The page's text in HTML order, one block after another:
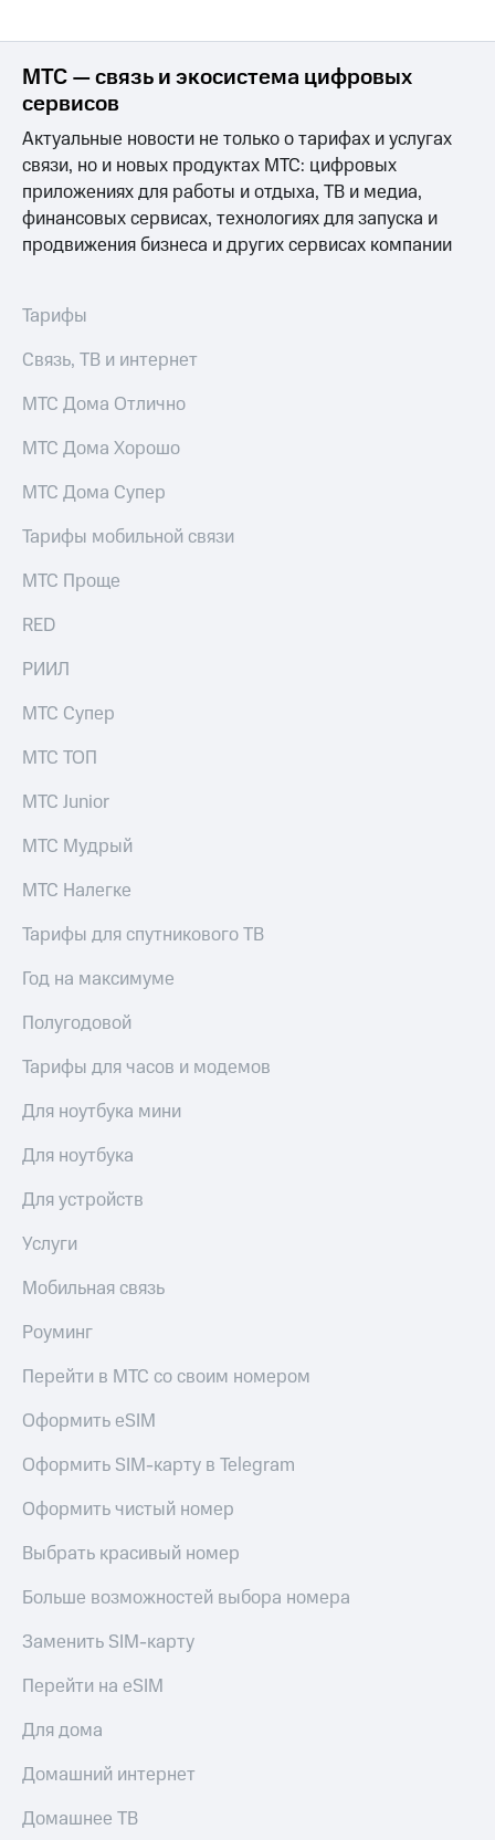
МТС — связь и экосистема цифровых
сервисов
Актуальные новости не только о тарифах и услугах
связи, но и новых продуктах МТС: цифровых
приложениях для работы и отдыха, ТВ и медиа,
финансовых сервисах, технологиях для запуска и
продвижения бизнеса и других сервисах компании
Тарифы
Связь, ТВ и интернет
МТС Дома Отлично
МТС Дома Хорошо
МТС Дома Супер
Тарифы мобильной связи
МТС Проще
RED
РИИЛ
МТС Супер
МТС ТОП
МТС Junior
МТС Мудрый
МТС Налегке
Тарифы для спутникового ТВ
Год на максимуме
Полугодовой
Тарифы для часов и модемов
Для ноутбука мини
Для ноутбука
Для устройств
Услуги
Мобильная связь
Роуминг
Перейти в МТС со своим номером
Оформить eSIM
Оформить SIM-карту в Telegram
Оформить чистый номер
Выбрать красивый номер
Больше возможностей выбора номера
Заменить SIM-карту
Перейти на eSIM
Для дома
Домашний интернет
Домашнее ТВ